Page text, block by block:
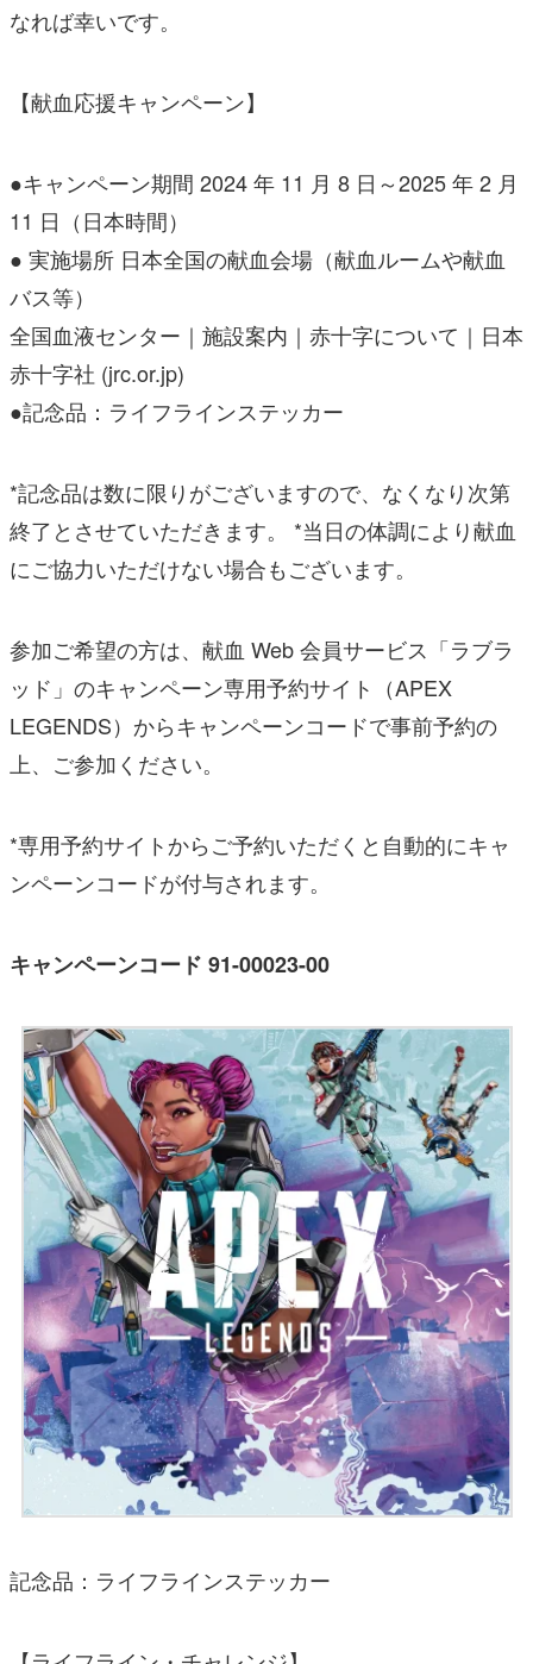
なれば幸いです。
【献血応援キャンペーン】
●キャンペーン期間 2024 年 11 月 8 日～2025 年 2 月
11 日（日本時間）
● 実施場所 日本全国の献血会場（献血ルームや献血
バス等）
全国血液センター｜施設案内｜赤十字について｜日本
赤十字社 (jrc.or.jp)
●記念品：ライフラインステッカー
*記念品は数に限りがございますので、なくなり次第
終了とさせていただきます。 *当日の体調により献血
にご協力いただけない場合もございます。
参加ご希望の方は、献血 Web 会員サービス「ラブラ
ッド」のキャンペーン専用予約サイト（APEX
LEGENDS）からキャンペーンコードで事前予約の
上、ご参加ください。
*専用予約サイトからご予約いただくと自動的にキャ
ンペーンコードが付与されます。
キャンペーンコード 91-00023-00
記念品：ライフラインステッカー